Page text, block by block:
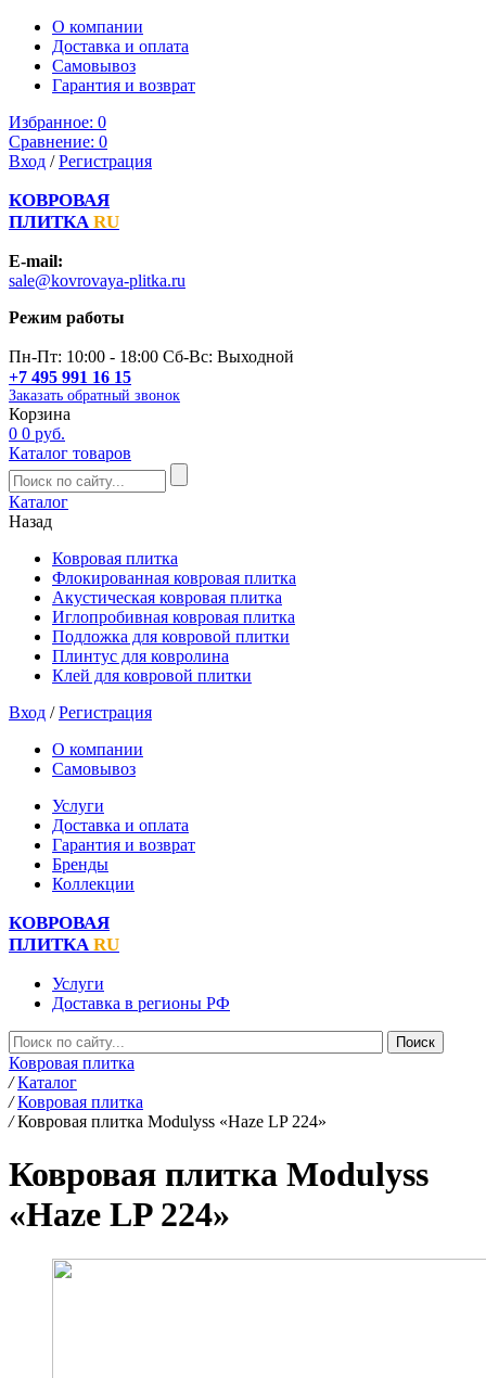
О компании
Доставка и оплата
Самовывоз
Гарантия и возврат
Избранное: 0
Сравнение: 0
Вход /Регистрация
КОВРОВАЯ
ПЛИТКА RU
E-mail:
sale@kovrovaya-plitka.ru
Режим работы
Пн-Пт: 10:00 - 18:00 Сб-Вс: Выходной
+7 495 991 16 15
Заказать обратный звонок
Корзина
0 0 руб.
Каталог товаров
Каталог
Назад
Ковровая плитка
Флокированная ковровая плитка
Акустическая ковровая плитка
Иглопробивная ковровая плитка
Подложка для ковровой плитки
Плинтус для ковролина
Клей для ковровой плитки
Вход /Регистрация
О компании
Самовывоз
Услуги
Доставка и оплата
Гарантия и возврат
Бренды
Коллекции
КОВРОВАЯ
ПЛИТКА RU
Услуги
Доставка в регионы РФ
Ковровая плитка
/ Каталог
/ Ковровая плитка
/ Ковровая плитка Modulyss «Haze LP 224»
Ковровая плитка Modulyss
«Haze LP 224»